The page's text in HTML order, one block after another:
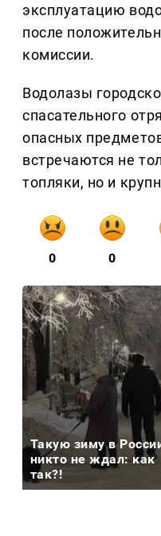
эксплуатацию
после
комиссии.
Водолазы
спасательного
опасных
встречаются не
топляки, но и
0 0
Такую зиму в
никто не ждал: как
так?!